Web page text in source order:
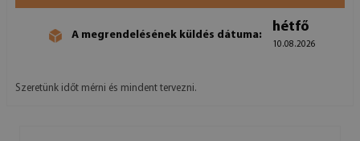
A megrendelésének küldés dátuma:
hétfő
10.08.2026
Szeretünk időt mérni és mindent tervezni.